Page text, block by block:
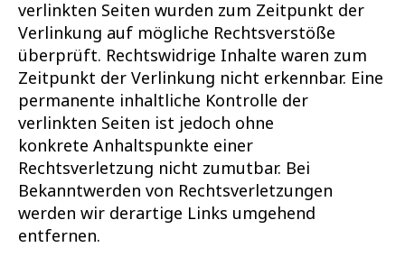
verlinkten Seiten wurden zum Zeitpunkt der
Verlinkung auf mögliche Rechtsverstöße
überprüft. Rechtswidrige Inhalte waren zum
Zeitpunkt der Verlinkung nicht erkennbar. Eine
permanente inhaltliche Kontrolle der
verlinkten Seiten ist jedoch ohne
konkrete Anhaltspunkte einer
Rechtsverletzung nicht zumutbar. Bei
Bekanntwerden von Rechtsverletzungen
werden wir derartige Links umgehend
entfernen.